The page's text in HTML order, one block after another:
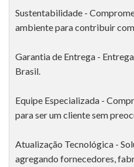
Sustentabilidade -
ambiente para contribuir
Garantia de Entrega -
Brasil.
Equipe Especializada -
para ser um cliente sem
Atualização Tecnológica -
agregando fornecedores,